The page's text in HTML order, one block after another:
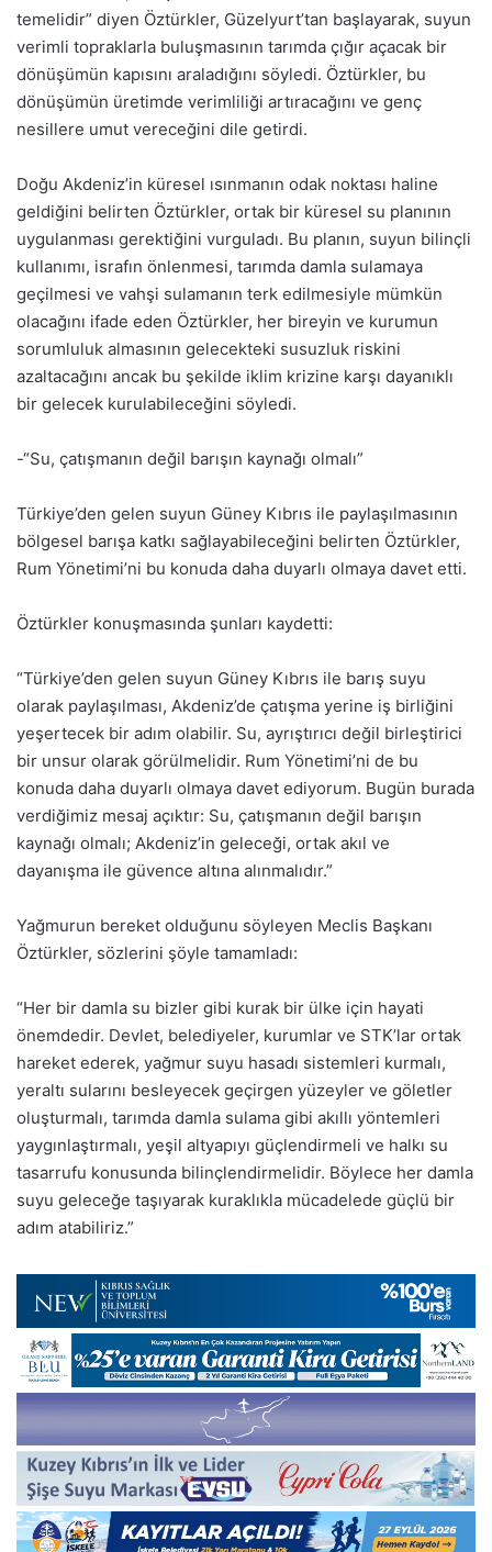
temelidir” diyen Öztürkler, Güzelyurt’tan başlayarak, suyun
verimli topraklarla buluşmasının tarımda çığır açacak bir
dönüşümün kapısını araladığını söyledi. Öztürkler, bu
dönüşümün üretimde verimliliği artıracağını ve genç
nesillere umut vereceğini dile getirdi.
Doğu Akdeniz’in küresel ısınmanın odak noktası haline
geldiğini belirten Öztürkler, ortak bir küresel su planının
uygulanması gerektiğini vurguladı. Bu planın, suyun bilinçli
kullanımı, israfın önlenmesi, tarımda damla sulamaya
geçilmesi ve vahşi sulamanın terk edilmesiyle mümkün
olacağını ifade eden Öztürkler, her bireyin ve kurumun
sorumluluk almasının gelecekteki susuzluk riskini
azaltacağını ancak bu şekilde iklim krizine karşı dayanıklı
bir gelecek kurulabileceğini söyledi.
-“Su, çatışmanın değil barışın kaynağı olmalı”
Türkiye’den gelen suyun Güney Kıbrıs ile paylaşılmasının
bölgesel barışa katkı sağlayabileceğini belirten Öztürkler,
Rum Yönetimi’ni bu konuda daha duyarlı olmaya davet etti.
Öztürkler konuşmasında şunları kaydetti:
“Türkiye’den gelen suyun Güney Kıbrıs ile barış suyu
olarak paylaşılması, Akdeniz’de çatışma yerine iş birliğini
yeşertecek bir adım olabilir. Su, ayrıştırıcı değil birleştirici
bir unsur olarak görülmelidir. Rum Yönetimi’ni de bu
konuda daha duyarlı olmaya davet ediyorum. Bugün burada
verdiğimiz mesaj açıktır: Su, çatışmanın değil barışın
kaynağı olmalı; Akdeniz’in geleceği, ortak akıl ve
dayanışma ile güvence altına alınmalıdır.”
Yağmurun bereket olduğunu söyleyen Meclis Başkanı
Öztürkler, sözlerini şöyle tamamladı:
“Her bir damla su bizler gibi kurak bir ülke için hayati
önemdedir. Devlet, belediyeler, kurumlar ve STK’lar ortak
hareket ederek, yağmur suyu hasadı sistemleri kurmalı,
yeraltı sularını besleyecek geçirgen yüzeyler ve göletler
oluşturmalı, tarımda damla sulama gibi akıllı yöntemleri
yaygınlaştırmalı, yeşil altyapıyı güçlendirmeli ve halkı su
tasarrufu konusunda bilinçlendirmelidir. Böylece her damla
suyu geleceğe taşıyarak kuraklıkla mücadelede güçlü bir
adım atabiliriz.”